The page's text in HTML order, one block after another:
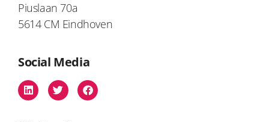
Piuslaan 70a
5614 CM Eindhoven
Social Media